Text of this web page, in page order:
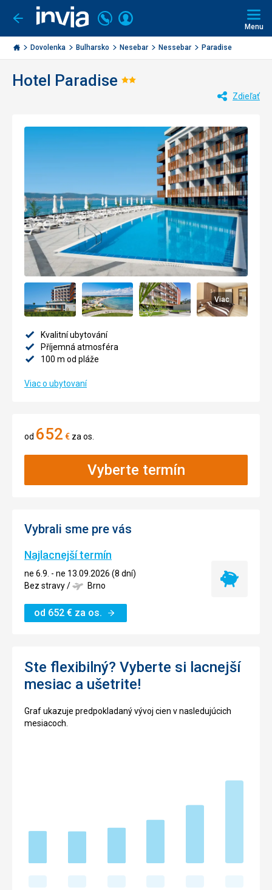
Ísť
späť
Invia.sk
Volajte
+421
2
3221
Prihlásiť
Menu
Dovolenka Bulharsko Nesebar Nessebar Paradise
Hotel Paradise Hodnotenie:
Zdieľať
Viac
Kvalitní ubytování
Příjemná atmosféra
100 m od pláže
Viac o ubytovaní
od 652 € za os.
Vyberte termín
Vybrali sme pre vás
Najlacnejší termín
ne 6.9. - ne 13.09.2026 (8 dní)
Bez stravy/ Brno
od 652 € za os.
Najlacnejší
Ste flexibilný? Vyberte si lacnejší
mesiac a ušetrite!
Graf ukazuje predpokladaný vývoj cien v nasledujúcich
mesiacoch.